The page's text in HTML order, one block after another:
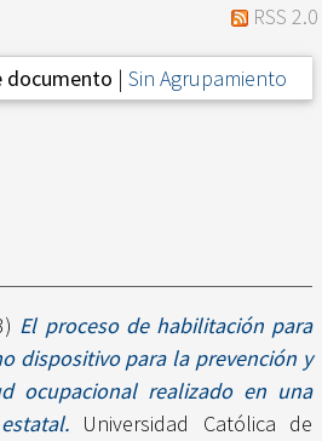
RSS 2.0
documento | Sin Agrupamiento
El proceso de habilitación para
dispositivo para la prevención y
ocupacional realizado en una
Universidad Católica de